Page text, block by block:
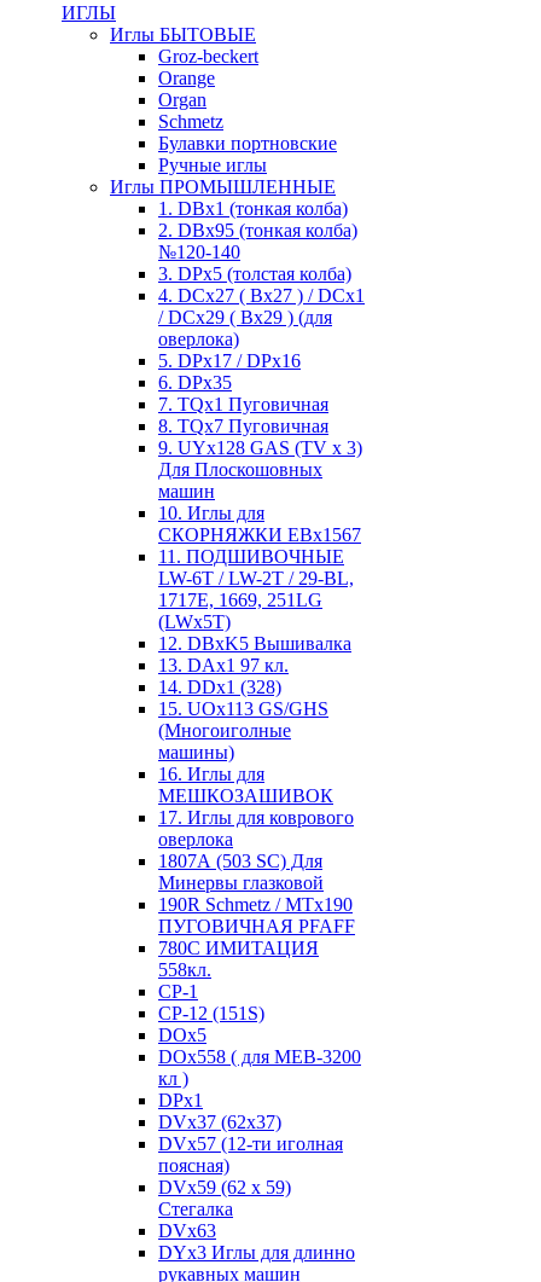
ИГЛЫ
Иглы БЫТОВЫЕ
Groz-beckert
Orange
Organ
Schmetz
Булавки портновские
Ручные иглы
Иглы ПРОМЫШЛЕННЫЕ
1. DBx1 (тонкая колба)
2. DBx95 (тонкая колба)
№120-140
3. DPx5 (толстая колба)
4. DCx27 ( Bx27 ) / DCx1
/ DCx29 ( Bx29 ) (для
оверлока)
5. DPx17 / DPx16
6. DPx35
7. TQx1 Пуговичная
8. TQx7 Пуговичная
9. UYx128 GAS (TV x 3)
Для Плоскошовных
машин
10. Иглы для
СКОРНЯЖКИ EBx1567
11. ПОДШИВОЧНЫЕ
LW-6T / LW-2T / 29-BL,
1717E, 1669, 251LG
(LWx5T)
12. DBxK5 Вышивалка
13. DAx1 97 кл.
14. DDx1 (328)
15. UOx113 GS/GHS
(Многоиголные
машины)
16. Иглы для
МЕШКОЗАШИВОК
17. Иглы для коврового
оверлока
1807А (503 SC) Для
Минервы глазковой
190R Schmetz / MTx190
ПУГОВИЧНАЯ PFAFF
780С ИМИТАЦИЯ
558кл.
CP-1
CP-12 (151S)
DOx5
DOx558 ( для MEB-3200
кл )
DPx1
DVx37 (62x37)
DVx57 (12-ти иголная
поясная)
DVx59 (62 x 59)
Стегалка
DVx63
DYx3 Иглы для длинно
рукавных машин